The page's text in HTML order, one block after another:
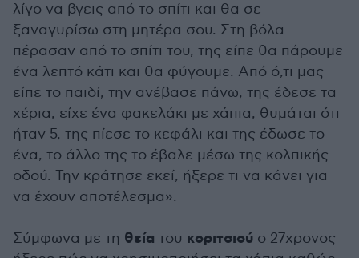
λίγο να βγεις από το σπίτι και θα σε
ξαναγυρίσω στη μητέρα σου. Στη βόλα
πέρασαν από το σπίτι του, της είπε θα πάρουμε
ένα λεπτό κάτι και θα φύγουμε. Από ό,τι μας
είπε το παιδί, την ανέβασε πάνω, της έδεσε τα
χέρια, είχε ένα φακελάκι με χάπια, θυμάται ότι
ήταν 5, της πίεσε το κεφάλι και της έδωσε το
ένα, το άλλο της το έβαλε μέσω της κολπικής
οδού. Την κράτησε εκεί, ήξερε τι να κάνει για
να έχουν αποτέλεσμα».
Σύμφωνα με τη θεία του κοριτσιού ο 27χρονος